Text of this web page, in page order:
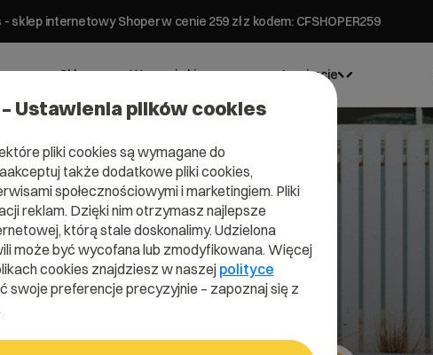
internetowy Shoper w cenie 259 zł z kodem: CFSHOPER259
Sklepy Wsparcie biznesowe Inspiracje
.ltd
na rynku brytyjskim!
Ustawienia plików cookies
pliki cookies są wymagane do
także dodatkowe pliki cookies,
społecznościowymi i marketingiem. Pliki
reklam. Dzięki nim otrzymasz najlepsze
którą stale doskonalimy. Udzielona
może być wycofana lub zmodyfikowana. Więcej
cookies znajdziesz w naszej polityce
swoje preferencje precyzyjnie – zapoznaj się z